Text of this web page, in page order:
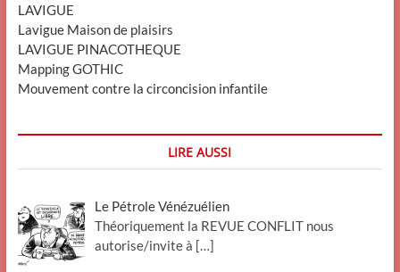
LAVIGUE
Lavigue Maison de plaisirs
LAVIGUE PINACOTHEQUE
Mapping GOTHIC
Mouvement contre la circoncision infantile
LIRE AUSSI
Le Pétrole Vénézuélien
Théoriquement la REVUE CONFLIT nous
autorise/invite à […]